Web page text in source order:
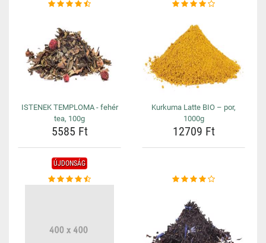
ISTENEK TEMPLOMA - fehér
tea, 100g
5585 Ft
Kurkuma Latte BIO – por,
1000g
12709 Ft
ÚJDONSÁG